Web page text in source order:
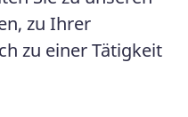
zu Ihrer
zu einer Tätigkeit